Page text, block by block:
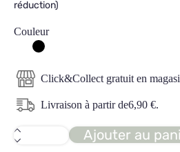
réduction)
Couleur
Click&Collect gratuit en
Livraison à partir de6,90 €.
quantité
de
Ajouter au